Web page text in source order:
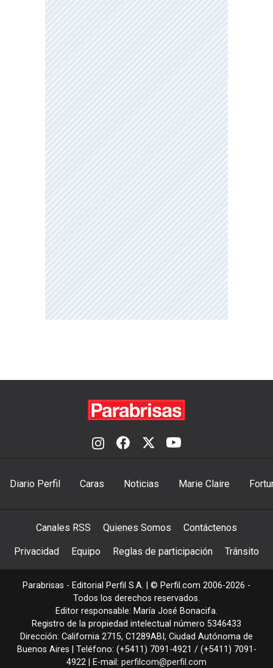
Diario Perfil Caras Noticias Marie Claire
Canales RSS Quienes Somos Contáctenos
Privacidad Equipo Reglas de participación Tránsito
Parabrisas - Editorial Perfil S.A. | © Perfil.com 2006-2026 -
Todos los derechos reservados.
Editor responsable: María José Bonacifa.
Registro de la propiedad intelectual número 5346433
Dirección: California 2715, C1289ABI, Ciudad Autónoma de
Buenos Aires | Teléfono: (+5411) 7091-4921 / (+5411) 7091-
4922 | E-mail: perfilcom@perfil.com